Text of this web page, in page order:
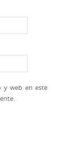
y web en este